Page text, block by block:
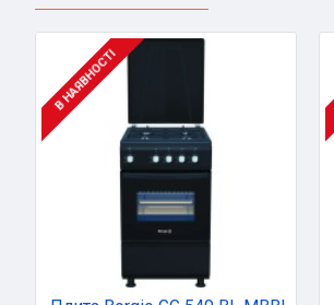
В НАЯВНОСТІ